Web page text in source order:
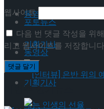
동영상
기획기사
포토뉴스
동영상
기획기사
웹사이트
다음 번 댓글 작성을 위
리고 웹사이트를 저장합니
이번주 인기뉴스